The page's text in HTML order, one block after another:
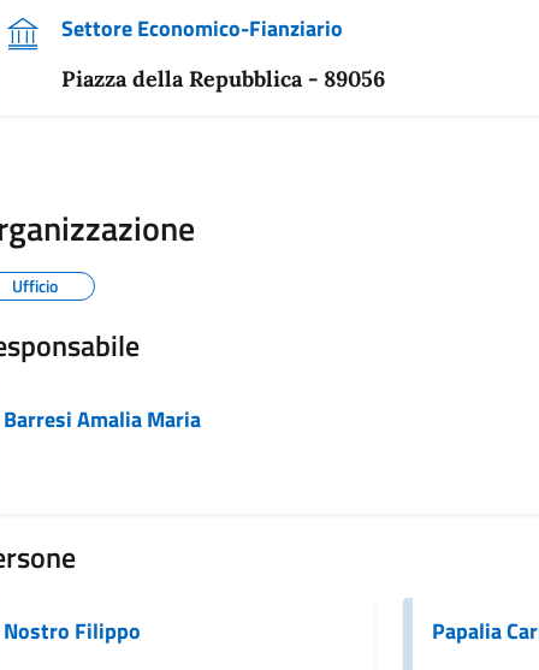
Settore Economico-Fianziario
Piazza della Repubblica - 89056
Ufficio
Barresi Amalia Maria
Nostro Filippo Papalia